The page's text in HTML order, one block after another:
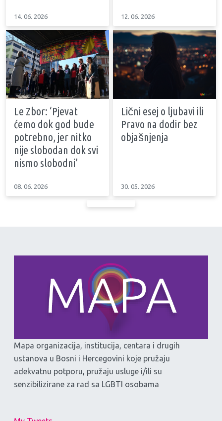
14. 06. 2026 12. 06. 2026
Le Zbor: ‘Pjevat
ćemo dok god bude
potrebno, jer nitko
nije slobodan dok svi
nismo slobodni’
08. 06. 2026
Lični esej o ljubavi ili
Pravo na dodir bez
objašnjenja
30. 05. 2026
Mapa organizacija, institucija, centara i drugih
ustanova u Bosni i Hercegovini koje pružaju
adekvatnu potporu, pružaju usluge i/ili su
senzibilizirane za rad sa LGBTI osobama